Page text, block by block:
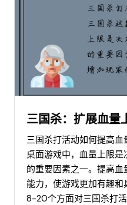
三国杀：扩展血量
三国杀打活动如何提高
桌面游戏中，血量上限
的重要因素之一。提高
能力，使游戏更加有趣
8-20个方面对三国杀打